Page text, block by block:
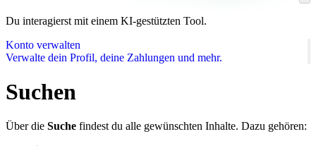
Du interagierst mit einem KI-gestützten Tool.
Konto verwalten
Verwalte dein Profil, deine Zahlungen und mehr.
Suchen
Über die Suche findest du alle gewünschten Inhalte. Dazu gehören: